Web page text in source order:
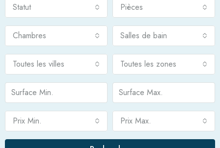
Statut Pièces
Chambres Salles de bain
Toutes les villes Toutes les zones
Prix Min. Prix Max.